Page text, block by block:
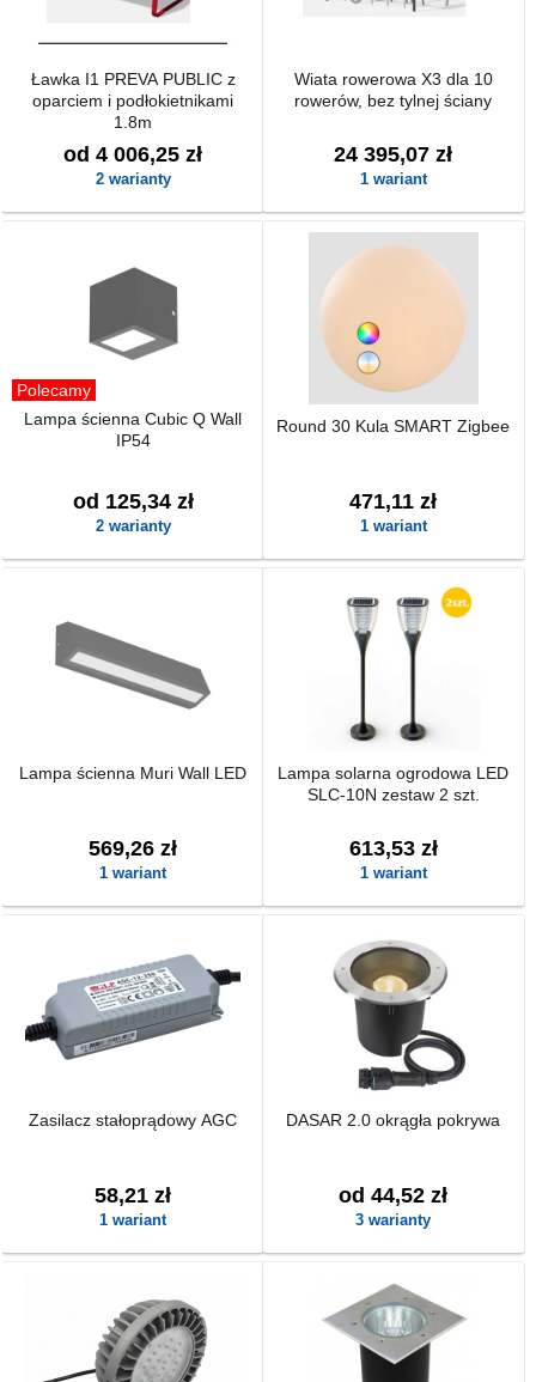
Ławka I1 PREVA PUBLIC z
oparciem i podłokietnikami
1.8m
od 4 006,25 zł
2 warianty
Wiata rowerowa X3 dla 10
rowerów, bez tylnej ściany
24 395,07 zł
1 wariant
Polecamy
Lampa ścienna Cubic Q Wall
IP54
od 125,34 zł
2 warianty
Round 30 Kula SMART Zigbee
471,11 zł
1 wariant
Lampa ścienna Muri Wall LED
569,26 zł
1 wariant
Lampa solarna ogrodowa LED
SLC-10N zestaw 2 szt.
613,53 zł
1 wariant
Zasilacz stałoprądowy AGC
58,21 zł
1 wariant
DASAR 2.0 okrągła pokrywa
od 44,52 zł
3 warianty